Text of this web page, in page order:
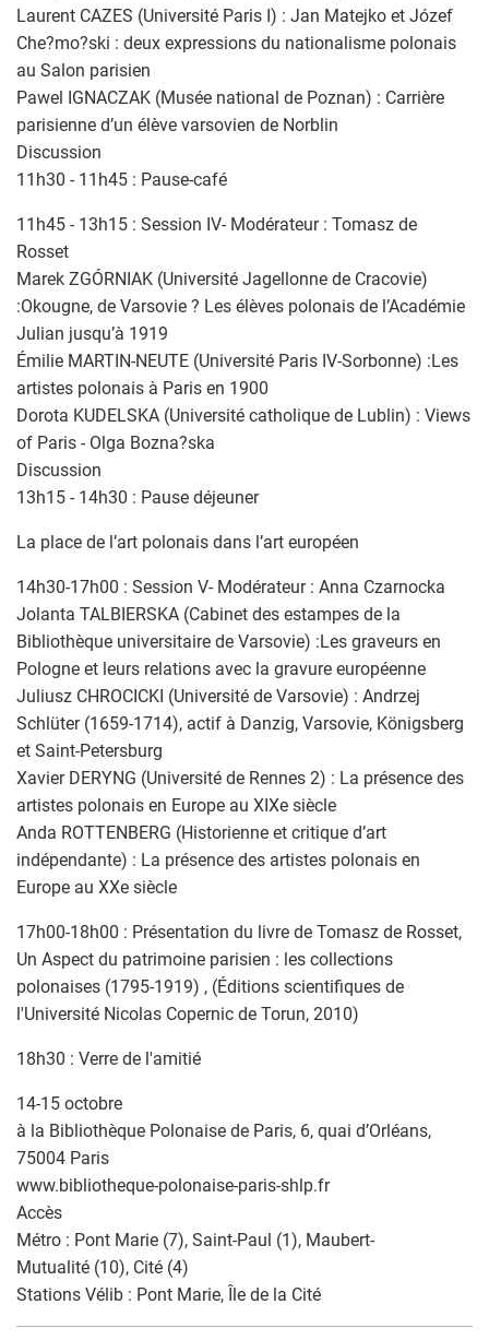
Laurent CAZES (Université Paris I) : Jan Matejko et Józef
Che?mo?ski : deux expressions du nationalisme polonais
au Salon parisien
Pawel IGNACZAK (Musée national de Poznan) : Carrière
parisienne d’un élève varsovien de Norblin
Discussion
11h30 - 11h45 : Pause-café
11h45 - 13h15 : Session IV- Modérateur : Tomasz de
Rosset
Marek ZGÓRNIAK (Université Jagellonne de Cracovie)
:Okougne, de Varsovie ? Les élèves polonais de l’Académie
Julian jusqu’à 1919
Émilie MARTIN-NEUTE (Université Paris IV-Sorbonne) :Les
artistes polonais à Paris en 1900
Dorota KUDELSKA (Université catholique de Lublin) : Views
of Paris - Olga Bozna?ska
Discussion
13h15 - 14h30 : Pause déjeuner
La place de l’art polonais dans l’art européen
14h30-17h00 : Session V- Modérateur : Anna Czarnocka
Jolanta TALBIERSKA (Cabinet des estampes de la
Bibliothèque universitaire de Varsovie) :Les graveurs en
Pologne et leurs relations avec la gravure européenne
Juliusz CHROCICKI (Université de Varsovie) : Andrzej
Schlüter (1659-1714), actif à Danzig, Varsovie, Königsberg
et Saint-Petersburg
Xavier DERYNG (Université de Rennes 2) : La présence des
artistes polonais en Europe au XIXe siècle
Anda ROTTENBERG (Historienne et critique d’art
indépendante) : La présence des artistes polonais en
Europe au XXe siècle
17h00-18h00 : Présentation du livre de Tomasz de Rosset,
Un Aspect du patrimoine parisien : les collections
polonaises (1795-1919) , (Éditions scientifiques de
l'Université Nicolas Copernic de Torun, 2010)
18h30 : Verre de l'amitié
14-15 octobre
à la Bibliothèque Polonaise de Paris, 6, quai d’Orléans,
75004 Paris
www.bibliotheque-polonaise-paris-shlp.fr
Accès
Métro : Pont Marie (7), Saint-Paul (1), Maubert-
Mutualité (10), Cité (4)
Stations Vélib : Pont Marie, Île de la Cité